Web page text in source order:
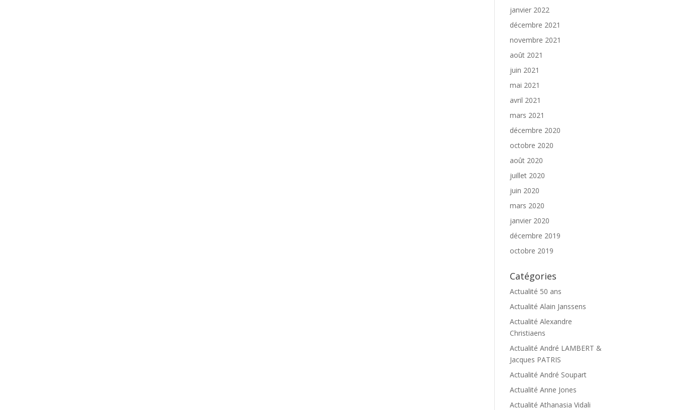
janvier 2022
décembre 2021
novembre 2021
août 2021
juin 2021
mai 2021
avril 2021
mars 2021
décembre 2020
octobre 2020
août 2020
juillet 2020
juin 2020
mars 2020
janvier 2020
décembre 2019
octobre 2019
Catégories
Actualité 50 ans
Actualité Alain Janssens
Actualité Alexandre
Christiaens
Actualité André LAMBERT &
Jacques PATRIS
Actualité André Soupart
Actualité Anne Jones
Actualité Athanasia Vidali